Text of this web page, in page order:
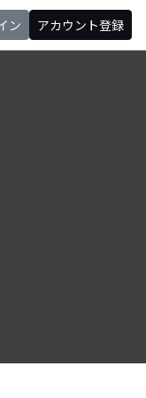
ン アカウント登録